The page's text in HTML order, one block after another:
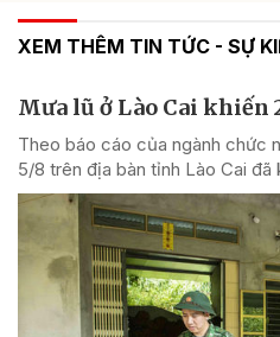
XEM THÊM TIN TỨC - SỰ
Mưa lũ ở Lào Cai
Theo báo cáo của ngành chức
5/8 trên địa bàn tỉnh Lào Cai đã